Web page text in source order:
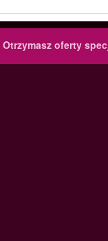
Otrzymasz oferty